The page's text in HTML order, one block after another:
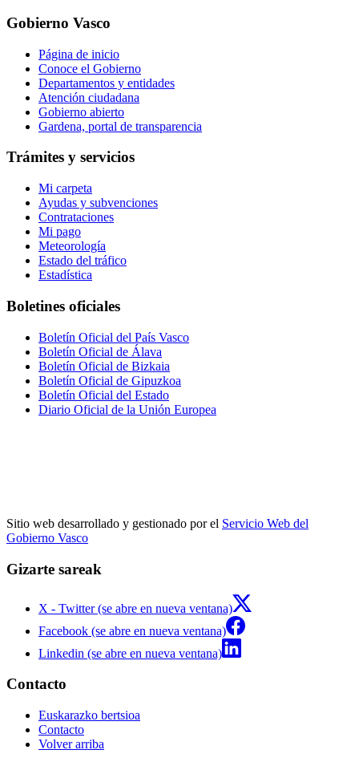
Gobierno Vasco
Página de inicio
Conoce el Gobierno
Departamentos y entidades
Atención ciudadana
Gobierno abierto
Gardena, portal de transparencia
Trámites y servicios
Mi carpeta
Ayudas y subvenciones
Contrataciones
Mi pago
Meteorología
Estado del tráfico
Estadística
Boletines oficiales
Boletín Oficial del País Vasco
Boletín Oficial de Álava
Boletín Oficial de Bizkaia
Boletín Oficial de Gipuzkoa
Boletín Oficial del Estado
Diario Oficial de la Unión Europea
Sitio web desarrollado y gestionado por el Servicio Web del
Gobierno Vasco
Gizarte sareak
X - Twitter (se abre en nueva ventana)
Facebook (se abre en nueva ventana)
Linkedin (se abre en nueva ventana)
Contacto
Euskarazko bertsioa
Contacto
Volver arriba